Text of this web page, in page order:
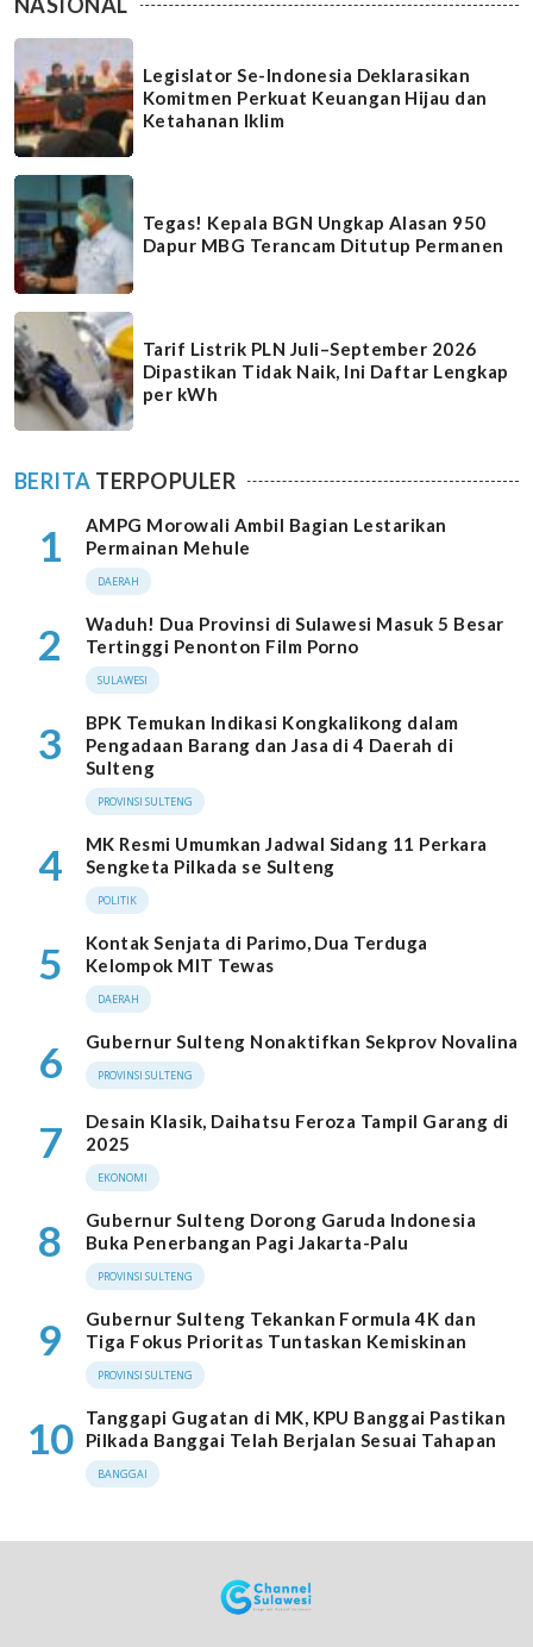
Legislator Se-Indonesia Deklarasikan
Komitmen Perkuat Keuangan Hijau dan
Ketahanan Iklim
Tegas! Kepala BGN Ungkap Alasan 950
Dapur MBG Terancam Ditutup Permanen
Tarif Listrik PLN Juli–September 2026
Dipastikan Tidak Naik, Ini Daftar Lengkap
per kWh
BERITA TERPOPULER
1
AMPG Morowali Ambil Bagian Lestarikan
Permainan Mehule
DAERAH
2
Waduh! Dua Provinsi di Sulawesi Masuk 5 Besar
Tertinggi Penonton Film Porno
SULAWESI
3
BPK Temukan Indikasi Kongkalikong dalam
Pengadaan Barang dan Jasa di 4 Daerah di
Sulteng
PROVINSI SULTENG
4
MK Resmi Umumkan Jadwal Sidang 11 Perkara
Sengketa Pilkada se Sulteng
POLITIK
5
Kontak Senjata di Parimo, Dua Terduga
Kelompok MIT Tewas
DAERAH
6 Gubernur Sulteng Nonaktifkan Sekprov Novalina
PROVINSI SULTENG
7
Desain Klasik, Daihatsu Feroza Tampil Garang di
2025
EKONOMI
8
Gubernur Sulteng Dorong Garuda Indonesia
Buka Penerbangan Pagi Jakarta-Palu
PROVINSI SULTENG
9
Gubernur Sulteng Tekankan Formula 4K dan
Tiga Fokus Prioritas Tuntaskan Kemiskinan
PROVINSI SULTENG
10
Tanggapi Gugatan di MK, KPU Banggai Pastikan
Pilkada Banggai Telah Berjalan Sesuai Tahapan
BANGGAI